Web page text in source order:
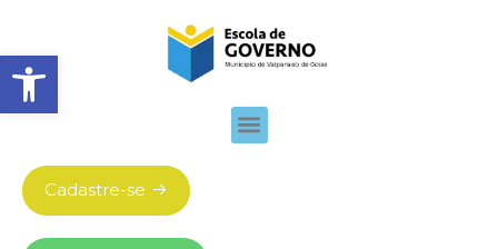
Abrir barra de ferramentas
Cadastre-se